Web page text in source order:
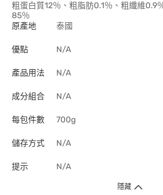
粗蛋白質12％、粗脂肪0.1％、粗纖維0.9
85％
原產地
泰國
優點 N/A
產品用法 N/A
成分組合 N/A
每包件數 700g
儲存方式 N/A
提示 N/A
隱藏